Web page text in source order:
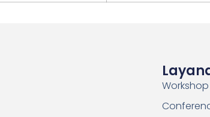
Workshop